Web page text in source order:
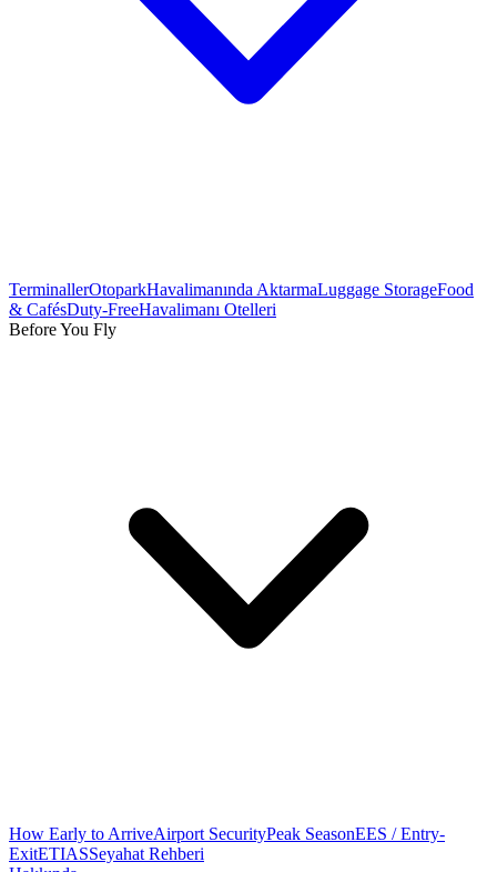
TerminallerOtoparkHavalimanında AktarmaLuggage StorageFood
& CafésDuty-FreeHavalimanı Otelleri
Before You Fly
How Early to ArriveAirport SecurityPeak SeasonEES / Entry-
ExitETIASSeyahat Rehberi